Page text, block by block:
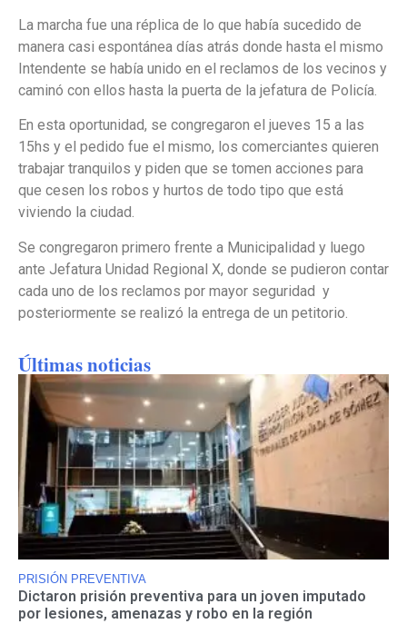
La marcha fue una réplica de lo que había sucedido de
manera casi espontánea días atrás donde hasta el mismo
Intendente se había unido en el reclamos de los vecinos y
caminó con ellos hasta la puerta de la jefatura de Policía.
En esta oportunidad, se congregaron el jueves 15 a las
15hs y el pedido fue el mismo, los comerciantes quieren
trabajar tranquilos y piden que se tomen acciones para
que cesen los robos y hurtos de todo tipo que está
viviendo la ciudad.
Se congregaron primero frente a Municipalidad y luego
ante Jefatura Unidad Regional X, donde se pudieron contar
cada uno de los reclamos por mayor seguridad y
posteriormente se realizó la entrega de un petitorio.
Últimas noticias
PRISIÓN PREVENTIVA
Dictaron prisión preventiva para un joven imputado
por lesiones, amenazas y robo en la región